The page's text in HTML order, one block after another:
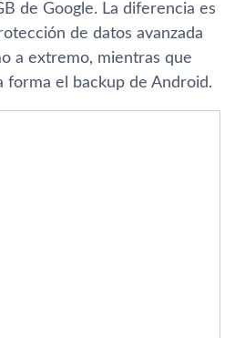
de Google. La diferencia es
de datos avanzada
a extremo, mientras que
forma el backup de Android.